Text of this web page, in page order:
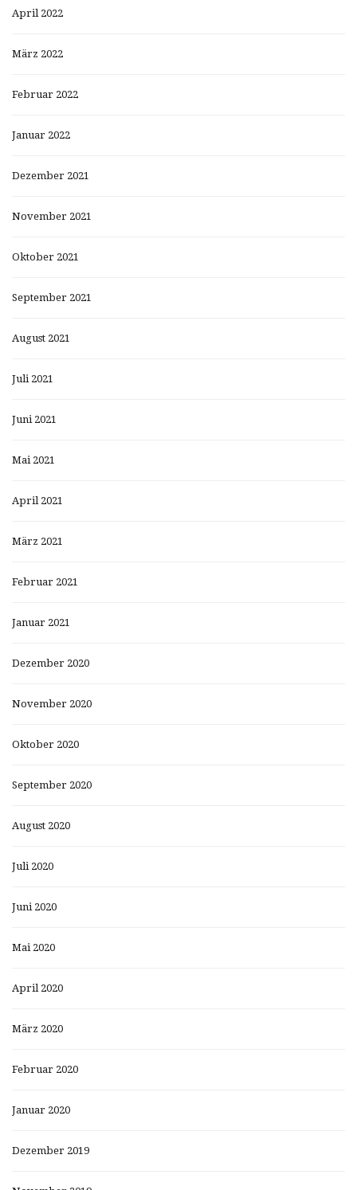
April 2022
März 2022
Februar 2022
Januar 2022
Dezember 2021
November 2021
Oktober 2021
September 2021
August 2021
Juli 2021
Juni 2021
Mai 2021
April 2021
März 2021
Februar 2021
Januar 2021
Dezember 2020
November 2020
Oktober 2020
September 2020
August 2020
Juli 2020
Juni 2020
Mai 2020
April 2020
März 2020
Februar 2020
Januar 2020
Dezember 2019